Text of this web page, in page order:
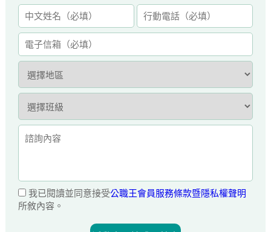
我已閱讀並同意接受公職王會員服務條款暨隱私權聲明
所敘內容。